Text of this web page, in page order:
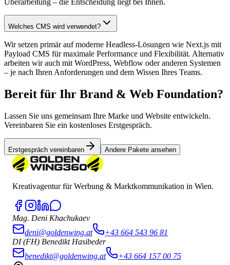
Überarbeitung – die Entscheidung liegt bei Ihnen.
Welches CMS wird verwendet?
Wir setzen primär auf moderne Headless-Lösungen wie Next.js mit
Payload CMS für maximale Performance und Flexibilität. Alternativ
arbeiten wir auch mit WordPress, Webflow oder anderen Systemen
– je nach Ihren Anforderungen und dem Wissen Ihres Teams.
Bereit für Ihr Brand & Web Foundation?
Lassen Sie uns gemeinsam Ihre Marke und Website entwickeln.
Vereinbaren Sie ein kostenloses Erstgespräch.
Erstgespräch vereinbaren Andere Pakete ansehen
Kreativagentur für Werbung & Marktkommunikation in Wien.
Mag. Deni Khachukaev
deni@goldenwing.at
+43 664 543 96 81
DI (FH) Benedikt Hasibeder
benedikt@goldenwing.at
+43 664 157 00 75